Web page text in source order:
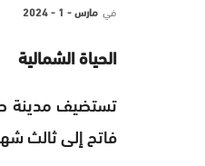
في مارس - 1 - 2024
الحياة الشمالية
تستضيف مدينة
فاتح إلى ثالث شهر